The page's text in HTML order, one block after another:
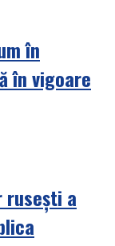
în
în vigoare
rusești a